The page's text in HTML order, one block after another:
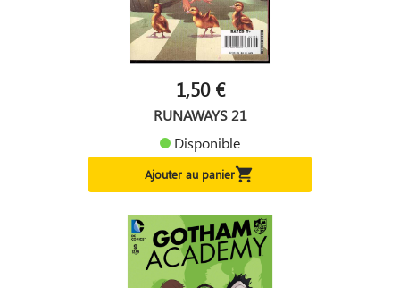
1,50 €
RUNAWAYS 21
Disponible
Ajouter au panier